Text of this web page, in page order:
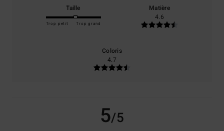
Taille
Trop petit Trop grand
Matière
4.6
Coloris
4.7
5/5